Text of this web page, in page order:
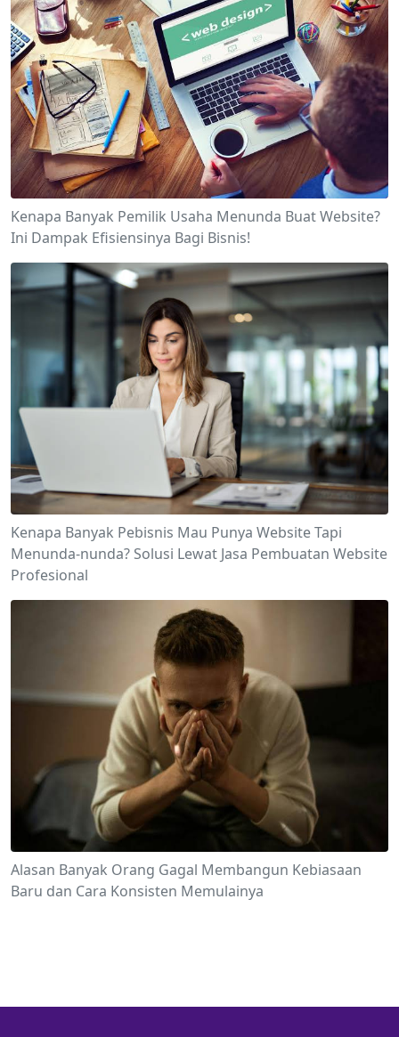
Kenapa Banyak Pemilik Usaha Menunda Buat Website?
Ini Dampak Efisiensinya Bagi Bisnis!
Kenapa Banyak Pebisnis Mau Punya Website Tapi
Menunda-nunda? Solusi Lewat Jasa Pembuatan Website
Profesional
Alasan Banyak Orang Gagal Membangun Kebiasaan
Baru dan Cara Konsisten Memulainya